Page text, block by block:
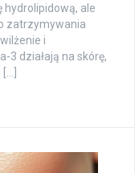
hydrolipidową, ale
zatrzymywania
i
3 działają na skórę,